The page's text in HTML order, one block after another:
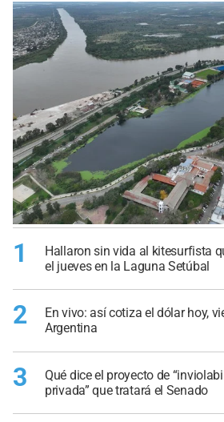
1
Hallaron sin vida al kitesurfista
el jueves en la Laguna Setúbal
2
En vivo: así cotiza el dólar hoy,
Argentina
3
Qué dice el proyecto de
privada” que tratará el Senado